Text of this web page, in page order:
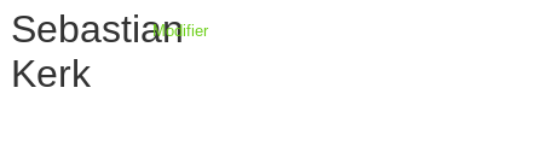
Sebastian
Kerk
Modifier